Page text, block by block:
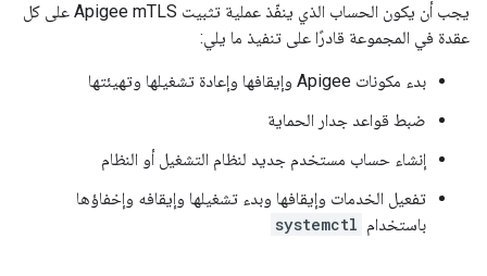
يجب أن يكون الحساب الذي ينفّذ عملية تثبيت Apigee mTLS على كل
عقدة في المجموعة قادرًا على تنفيذ ما يلي:
بدء مكونات Apigee وإيقافها وإعادة تشغيلها وتهيئتها
ضبط قواعد جدار الحماية
إنشاء حساب مستخدم جديد لنظام التشغيل أو النظام
تفعيل الخدمات وإيقافها وبدء تشغيلها وإيقافه وإخفاؤها
باستخدام systemctl